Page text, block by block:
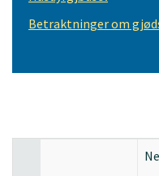
Betraktninger om